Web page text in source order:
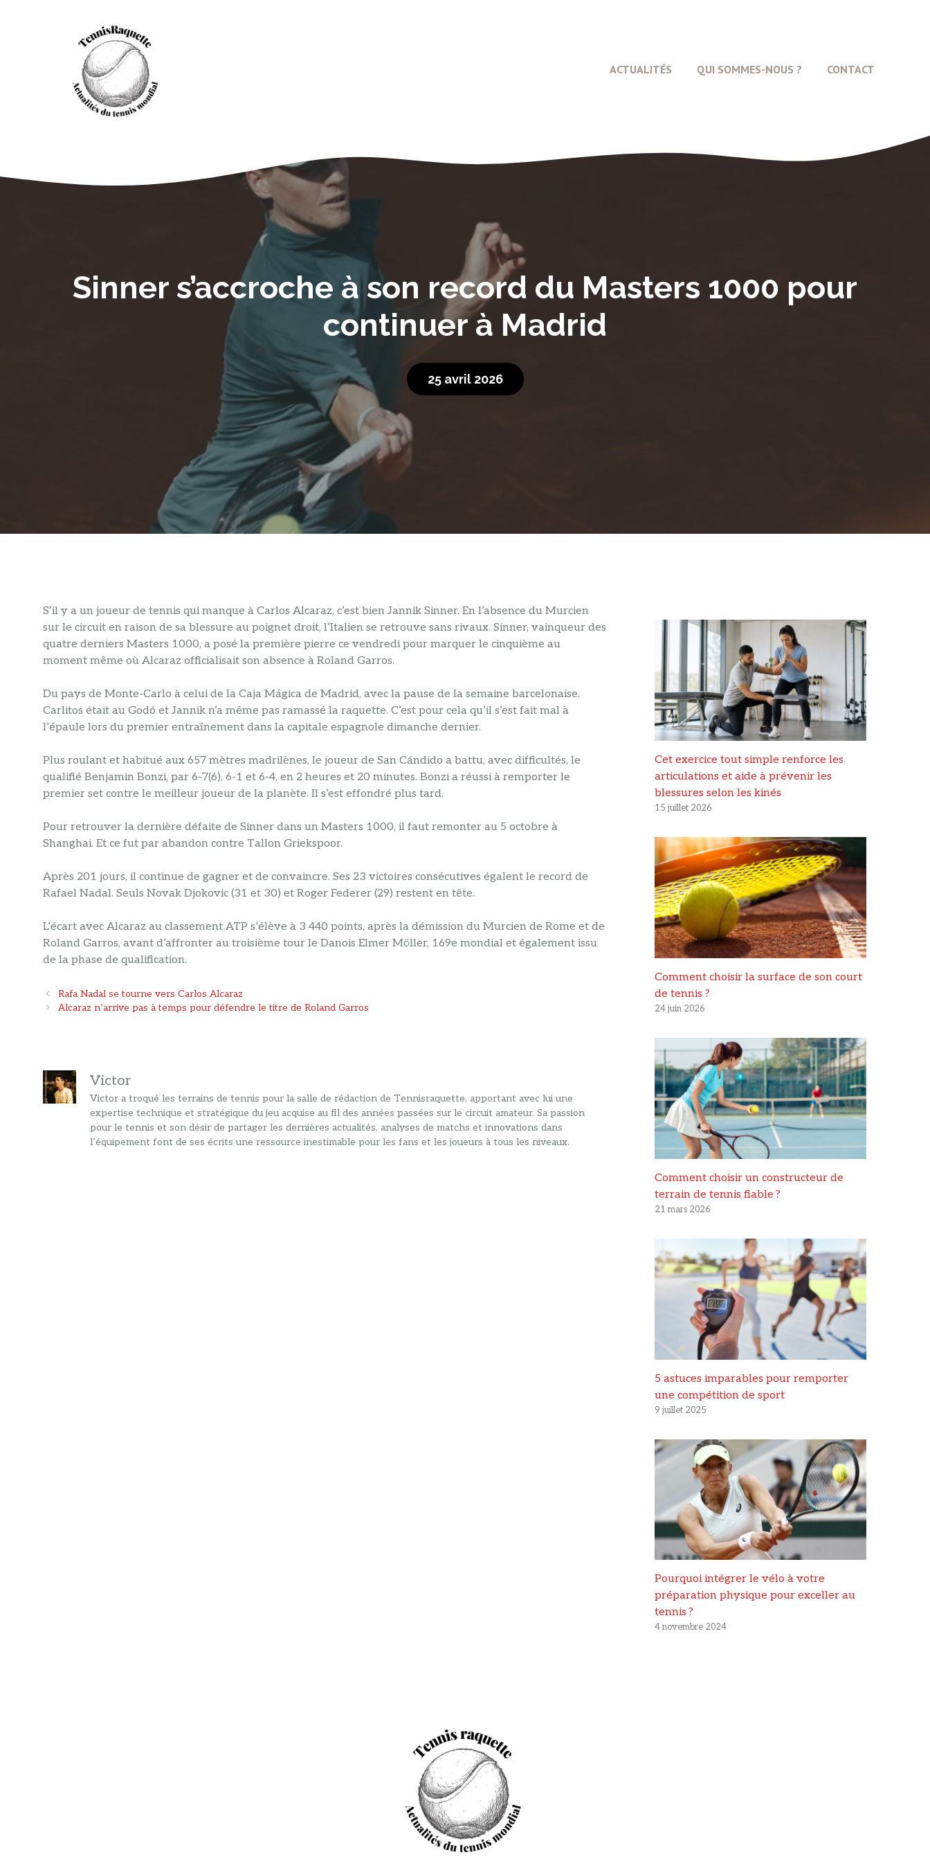
ACTUALITÉS QUI SOMMES-NOUS ? CONTACT
Sinner s’accroche à son record du Masters 1000 pour
continuer à Madrid
25 avril 2026
S’il y a un joueur de tennis qui manque à Carlos Alcaraz, c’est bien Jannik Sinner. En l’absence du Murcien
sur le circuit en raison de sa blessure au poignet droit, l’Italien se retrouve sans rivaux. Sinner, vainqueur des
quatre derniers Masters 1000, a posé la première pierre ce vendredi pour marquer le cinquième au
moment même où Alcaraz officialisait son absence à Roland Garros.
Du pays de Monte-Carlo à celui de la Caja Mágica de Madrid, avec la pause de la semaine barcelonaise.
Carlitos était au Godó et Jannik n’a même pas ramassé la raquette. C’est pour cela qu’il s’est fait mal à
l’épaule lors du premier entraînement dans la capitale espagnole dimanche dernier.
Plus roulant et habitué aux 657 mètres madrilènes, le joueur de San Cándido a battu, avec difficultés, le
qualifié Benjamin Bonzi, par 6-7(6), 6-1 et 6-4, en 2 heures et 20 minutes. Bonzi a réussi à remporter le
premier set contre le meilleur joueur de la planète. Il s’est effondré plus tard.
Pour retrouver la dernière défaite de Sinner dans un Masters 1000, il faut remonter au 5 octobre à
Shanghai. Et ce fut par abandon contre Tallon Griekspoor.
Après 201 jours, il continue de gagner et de convaincre. Ses 23 victoires consécutives égalent le record de
Rafael Nadal. Seuls Novak Djokovic (31 et 30) et Roger Federer (29) restent en tête.
L’écart avec Alcaraz au classement ATP s’élève à 3 440 points, après la démission du Murcien de Rome et de
Roland Garros, avant d’affronter au troisième tour le Danois Elmer Möller, 169e mondial et également issu
de la phase de qualification.
Navigation
des
Rafa Nadal se tourne vers Carlos Alcaraz
Alcaraz n’arrive pas à temps pour défendre le titre de Roland Garros
Victor
Victor a troqué les terrains de tennis pour la salle de rédaction de Tennisraquette, apportant avec lui une
expertise technique et stratégique du jeu acquise au fil des années passées sur le circuit amateur. Sa passion
pour le tennis et son désir de partager les dernières actualités, analyses de matchs et innovations dans
l’équipement font de ses écrits une ressource inestimable pour les fans et les joueurs à tous les niveaux.
Cet exercice tout simple renforce les
articulations et aide à prévenir les
blessures selon les kinés
15 juillet 2026
Comment choisir la surface de son court
de tennis ?
24 juin 2026
Comment choisir un constructeur de
terrain de tennis fiable ?
21 mars 2026
5 astuces imparables pour remporter
une compétition de sport
9 juillet 2025
Pourquoi intégrer le vélo à votre
préparation physique pour exceller au
tennis ?
4 novembre 2024